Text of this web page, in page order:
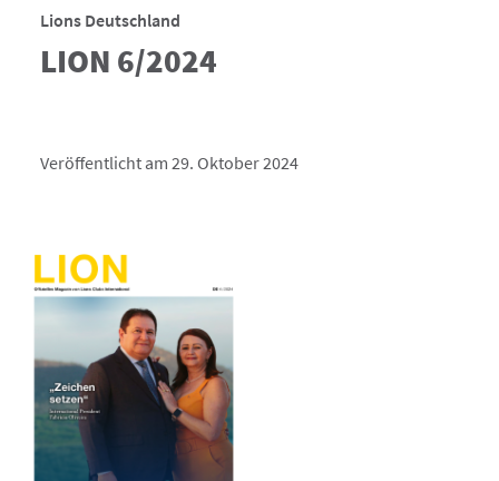
Lions Deutschland
LION 6/2024
Veröffentlicht am 29. Oktober 2024